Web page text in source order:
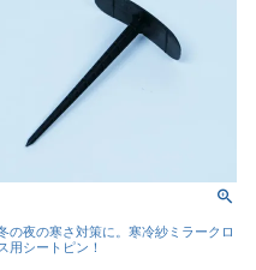
の夜の寒さ対策に。寒冷紗ミラークロ
用シートピン！